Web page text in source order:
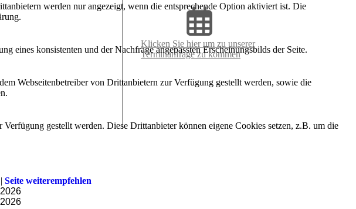
Klicken Sie hier um zu unserer
Terminanfrage zu kommen
| Seite weiterempfehlen
werden nur angezeigt, wenn die entsprechende Option aktiviert ist. Die
eines konsistenten und der Nachfrage angepassten Erscheinungsbilds der Seite.
Webseitenbetreiber von Drittanbietern zur Verfügung gestellt werden, sowie die
gestellt werden. Diese Drittanbieter können eigene Cookies setzen, z.B. um die